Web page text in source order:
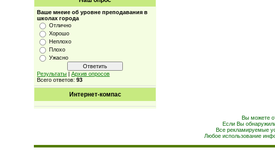
Ваше мнеие об уровне преподавания в
школах города
Отлично
Хорошо
Неплохо
Плохо
Ужасно
Результаты |Архив опросов
Всего ответов:93
Интернет-компас
Вы можете
Если Вы
Все рекламируемые
Любое использование